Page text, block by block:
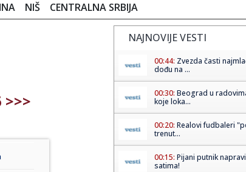
NIŠ CENTRALNA SRBIJA
>>>
NAJNOVIJE VESTI
00:44: Zvezda časti
dođu na ...
00:30: Beograd u
koje loka...
00:20: Realovi fudbaleri
trenut...
00:15: Pijani putnik
satima!